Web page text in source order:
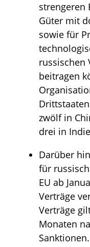
strengeren
Güter mit
sowie für
russischen
beitragen
zwölf in
drei in
Darüber
für
EU ab
Verträge
Verträge
Monaten
Sanktionen.